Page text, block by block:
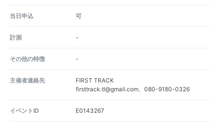
当日申込 可
計測 -
その他の特徴 -
主催者連絡先
FIRST TRACK
firsttrack.tl@gmail.com、080-9180-0326
イベントID E0143267